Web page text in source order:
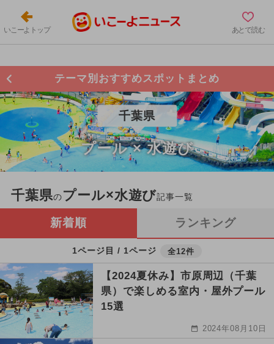
いこーよトップ あとで読む
テーマ別おすすめスポットまとめ
千葉県
プール × 水遊び
千葉県のプール×水遊び記事一覧
新着順 ランキング
1ページ目 / 1ページ 全12件
【2024夏休み】市原周辺（千葉
県）で楽しめる室内・屋外プール
15選
2024年08月10日